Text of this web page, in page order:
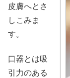
皮膚へとさ
しこみま
す。
口器とは吸
引力のある